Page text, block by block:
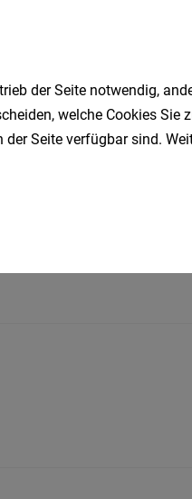
der Seite notwendig,
welche Cookies Sie
Seite verfügbar sind.